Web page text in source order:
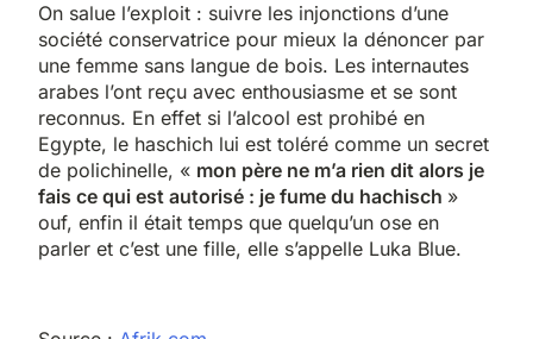
On salue l’exploit : suivre les injonctions d’une
société conservatrice pour mieux la dénoncer par
une femme sans langue de bois. Les internautes
arabes l’ont reçu avec enthousiasme et se sont
reconnus. En effet si l’alcool est prohibé en
Egypte, le haschich lui est toléré comme un secret
de polichinelle, « mon père ne m’a rien dit alors je
fais ce qui est autorisé : je fume du hachisch »
ouf, enfin il était temps que quelqu’un ose en
parler et c’est une fille, elle s’appelle Luka Blue.
5
2025, l’année la plus